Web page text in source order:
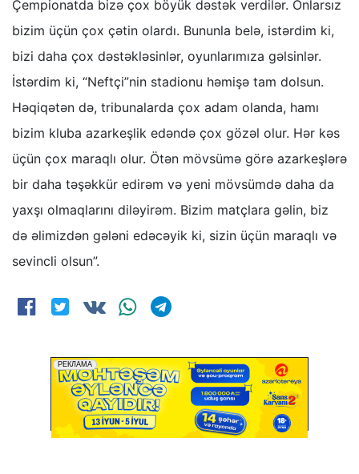
Çempionatda bizə çox böyük dəstək verdilər. Onlarsız
bizim üçün çox çətin olardı. Bununla belə, istərdim ki,
bizi daha çox dəstəkləsinlər, oyunlarımıza gəlsinlər.
İstərdim ki, “Neftçi”nin stadionu həmişə tam dolsun.
Həqiqətən də, tribunalarda çox adam olanda, hamı
bizim kluba azarkeşlik edəndə çox gözəl olur. Hər kəs
üçün çox maraqlı olur. Ötən mövsümə görə azarkeşlərə
bir daha təşəkkür edirəm və yeni mövsümdə daha da
yaxşı olmaqlarını diləyirəm. Bizim matçlara gəlin, biz
də əlimizdən gələni edəcəyik ki, sizin üçün maraqlı və
sevincli olsun”.